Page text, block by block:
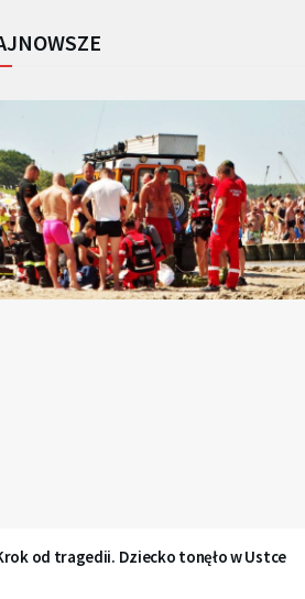
od tragedii. Dziecko tonęło w Ustce